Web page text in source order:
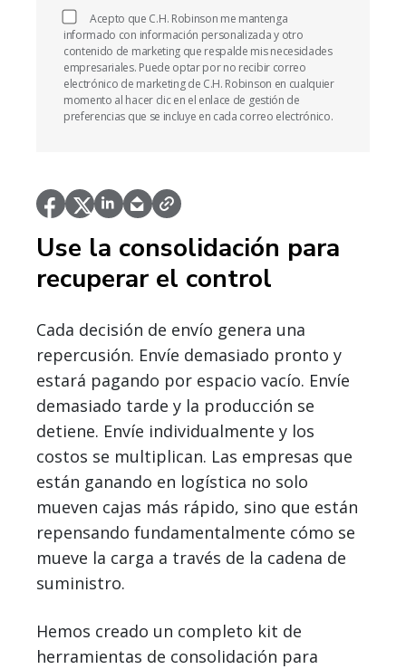
Acepto que C.H. Robinson me mantenga
informado con información personalizada y otro
contenido de marketing que respalde mis necesidades
empresariales. Puede optar por no recibir correo
electrónico de marketing de C.H. Robinson en cualquier
momento al hacer clic en el enlace de gestión de
preferencias que se incluye en cada correo electrónico.
Use la consolidación para
recuperar el control
Cada decisión de envío genera una
repercusión. Envíe demasiado pronto y
estará pagando por espacio vacío. Envíe
demasiado tarde y la producción se
detiene. Envíe individualmente y los
costos se multiplican. Las empresas que
están ganando en logística no solo
mueven cajas más rápido, sino que están
repensando fundamentalmente cómo se
mueve la carga a través de la cadena de
suministro.
Hemos creado un completo kit de
herramientas de consolidación para